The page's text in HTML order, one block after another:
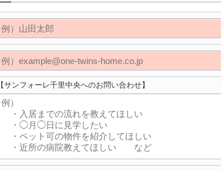
【サンフォーレ千里中央へのお問い合わせ】